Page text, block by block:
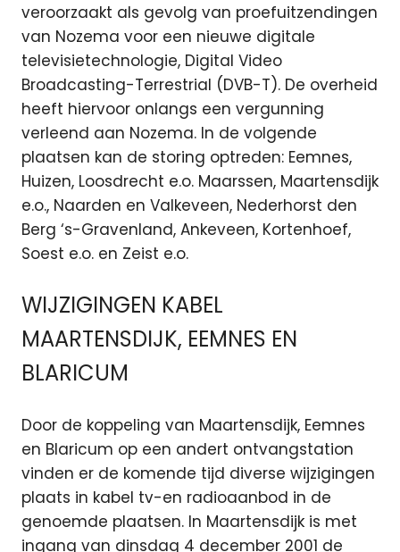
veroorzaakt als gevolg van proefuitzendingen
van Nozema voor een nieuwe digitale
televisietechnologie, Digital Video
Broadcasting-Terrestrial (DVB-T). De overheid
heeft hiervoor onlangs een vergunning
verleend aan Nozema. In de volgende
plaatsen kan de storing optreden: Eemnes,
Huizen, Loosdrecht e.o. Maarssen, Maartensdijk
e.o., Naarden en Valkeveen, Nederhorst den
Berg ‘s-Gravenland, Ankeveen, Kortenhoef,
Soest e.o. en Zeist e.o.
WIJZIGINGEN KABEL
MAARTENSDIJK, EEMNES EN
BLARICUM
Door de koppeling van Maartensdijk, Eemnes
en Blaricum op een andert ontvangstation
vinden er de komende tijd diverse wijzigingen
plaats in kabel tv-en radioaanbod in de
genoemde plaatsen. In Maartensdijk is met
ingang van dinsdag 4 december 2001 de